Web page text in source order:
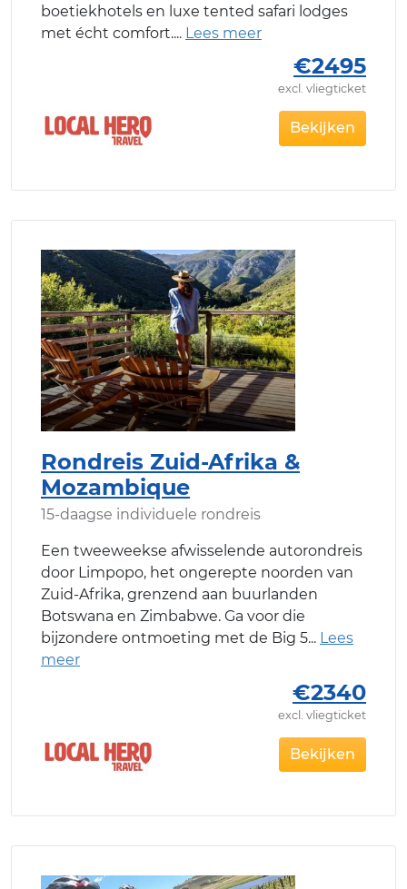
boetiekhotels en luxe tented safari lodges
met écht comfort.
€2495
excl. vliegticket
Bekijken
Rondreis Zuid-Afrika &
Mozambique
15-daagse individuele rondreis
Een tweeweekse afwisselende autorondreis
door Limpopo, het ongerepte noorden van
Zuid-Afrika, grenzend aan buurlanden
Botswana en Zimbabwe. Ga voor die
bijzondere ontmoeting met de Big 5
€2340
excl. vliegticket
Bekijken